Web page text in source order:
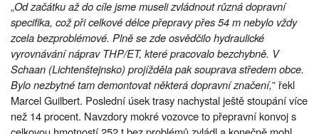
„Od začátku až do cíle jsme museli zvládnout různá dopravní
specifika, což při celkové délce přepravy přes 54 m nebylo vždy
zcela bezproblémové. Plně se zde osvědčilo hydraulické
vyrovnávání náprav THP/ET, které pracovalo bezchybně. V
Schaan (Lichtenštejnsko) projížděla pak souprava středem obce.
Bylo nezbytné tam demontovat některá dopravní značení,” řekl
Marcel Guilbert. Poslední úsek trasy nachystal ještě stoupání více
než 14 procent. Navzdory mokré vozovce to přepravní konvoj s